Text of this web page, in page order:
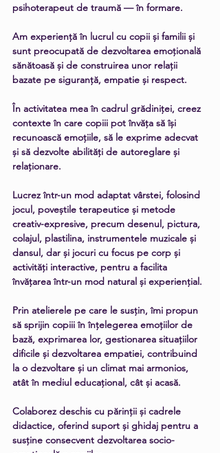
psihoterapeut de traumă — în formare.
Am experiență în lucrul cu copii și familii și
sunt preocupată de dezvoltarea emoțională
sănătoasă și de construirea unor relații
bazate pe siguranță, empatie și respect.
În activitatea mea în cadrul grădiniței, creez
contexte în care copiii pot învăța să își
recunoască emoțiile, să le exprime adecvat
și să dezvolte abilități de autoreglare și
relaționare.
Lucrez într-un mod adaptat vârstei, folosind
jocul, poveștile terapeutice și metode
creativ-expresive, precum desenul, pictura,
colajul, plastilina, instrumentele muzicale și
dansul, dar și jocuri cu focus pe corp și
activități interactive, pentru a facilita
învățarea într-un mod natural și experiențial.
Prin atelierele pe care le susțin, îmi propun
să sprijin copiii în înțelegerea emoțiilor de
bază, exprimarea lor, gestionarea situațiilor
dificile și dezvoltarea empatiei, contribuind
la o dezvoltare și un climat mai armonios,
atât în mediul educațional, cât și acasă.
Colaborez deschis cu părinții și cadrele
didactice, oferind suport și ghidaj pentru a
susține consecvent dezvoltarea socio-